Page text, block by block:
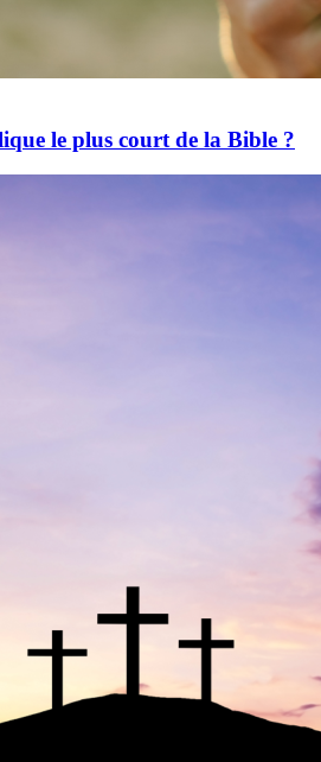
le plus court de la Bible ?